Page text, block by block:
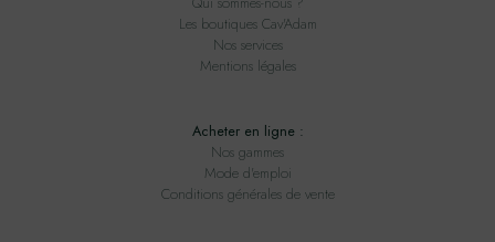
Les boutiques Cav'Adam
Nos services
Mentions légales
Acheter en ligne :
Nos gammes
Mode d'emploi
Conditions générales de vente